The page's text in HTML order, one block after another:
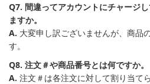
Q7. 間違ってアカウントにチャージ
ますか。
A. 大変申し訳ございませんが、商品
す。
Q8. 注文＃や商品番号とは何ですか。
A. 注文＃は各注文に対して割り当て